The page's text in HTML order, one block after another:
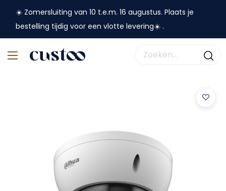
☀️ Zomersluiting van 10 t.e.m. 16 augustus. Plaats je
bestelling tijdig voor een vlotte levering☀️ .